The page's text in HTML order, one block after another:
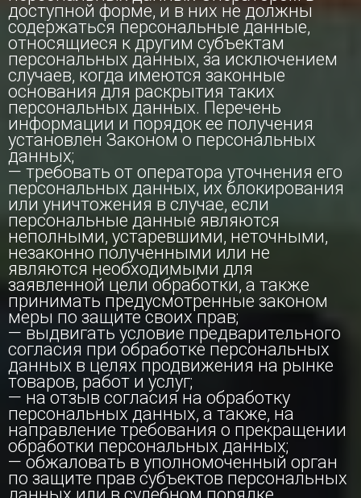
доступной форме, и в них не должны
содержаться персональные данные,
относящиеся к другим субъектам
персональных данных, за исключением
случаев, когда имеются законные
основания для раскрытия таких
персональных данных. Перечень
информации и порядок ее получения
установлен Законом о персональных
данных;
— требовать от оператора уточнения его
персональных данных, их блокирования
или уничтожения в случае, если
персональные данные являются
неполными, устаревшими, неточными,
незаконно полученными или не
являются необходимыми для
заявленной цели обработки, а также
принимать предусмотренные законом
меры по защите своих прав;
— выдвигать условие предварительного
согласия при обработке персональных
данных в целях продвижения на рынке
товаров, работ и услуг;
— на отзыв согласия на обработку
персональных данных, а также, на
направление требования о прекращении
обработки персональных данных;
— обжаловать в уполномоченный орган
по защите прав субъектов персональных